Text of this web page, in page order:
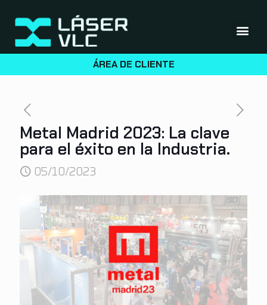
ÁREA DE CLIENTE
Metal Madrid 2023: La clave
para el éxito en la Industria.
05/10/2023